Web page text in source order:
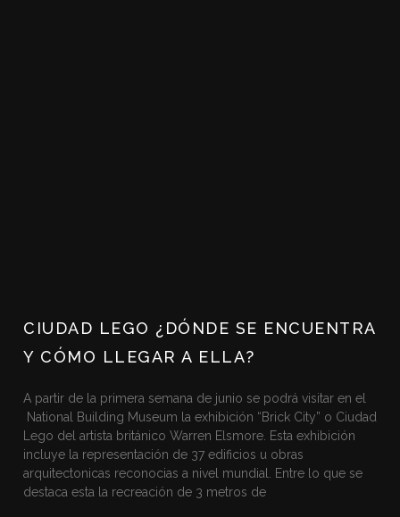
CIUDAD LEGO ¿DÓNDE SE ENCUENTRA
Y CÓMO LLEGAR A ELLA?
A partir de la primera semana de junio se podrá visitar en el
National Building Museum la exhibición “Brick City” o Ciudad
Lego del artista británico Warren Elsmore. Esta exhibición
incluye la representación de 37 edificios u obras
arquitectonicas reconocias a nivel mundial. Entre lo que se
destaca esta la recreación de 3 metros de